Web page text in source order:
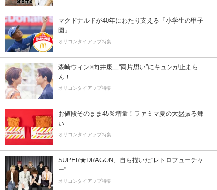
マクドナルドが40年にわたり支える「小学生の甲子
園」
オリコンタイアップ特集
森崎ウィン×向井康二“両片思い”にキュンが止まら
ん！
オリコンタイアップ特集
お値段そのまま45％増量！ファミマ夏の大盤振る舞
い
オリコンタイアップ特集
SUPER★DRAGON、自ら描いた”レトロフューチャ
ー”
オリコンタイアップ特集